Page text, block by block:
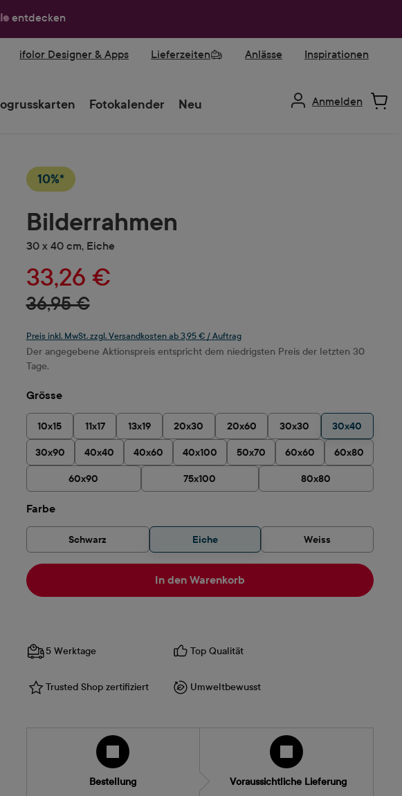
entdecken
ifolor Designer & Apps Lieferzeiten Anlässe Inspirationen
Fotokalender Neu Anmelden
10%*
Bilderrahmen
30 x 40 cm, Eiche
33,26 €
36,95 €
Preis inkl. MwSt. zzgl. Versandkosten ab 3,95 € / Auftrag
Der angegebene Aktionspreis entspricht dem niedrigsten Preis der letzten 30
Tage.
Grösseauswählen
10x15 11x17 13x19 20x30 20x60 30x30 30x40
30x90 40x40 40x60 40x100 50x70 60x60 60x80
60x90 75x100 80x80
Farbeauswählen
Schwarz Eiche Weiss
In den Warenkorb
5 Werktage Top Qualität
Trusted Shop zertifiziert Umweltbewusst
Bestellung
Voraussichtliche Lieferung